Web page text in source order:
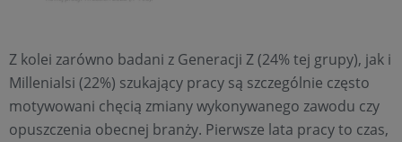
Z kolei zarówno badani z Generacji Z (24% tej grupy), jak i
Millenialsi (22%) szukający pracy są szczególnie często
motywowani chęcią zmiany wykonywanego zawodu czy
opuszczenia obecnej branży. Pierwsze lata pracy to czas,